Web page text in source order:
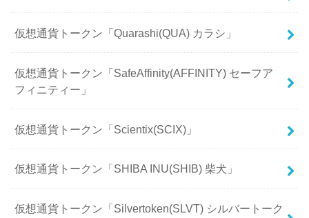
仮想通貨トークン「Quarashi(QUA) カラシ」
仮想通貨トークン「SafeAffinity(AFFINITY) セーフア
フィニティー」
仮想通貨トークン「Scientix(SCIX)」
仮想通貨トークン「SHIBA INU(SHIB) 柴犬」
仮想通貨トークン「Silvertoken(SLVT) シルバートーク